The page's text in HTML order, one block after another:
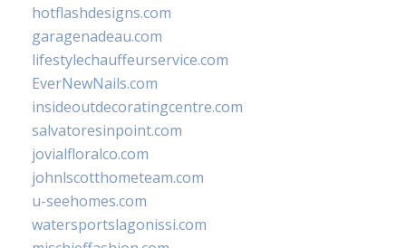
hotflashdesigns.com
garagenadeau.com
lifestylechauffeurservice.com
EverNewNails.com
insideoutdecoratingcentre.com
salvatoresinpoint.com
jovialfloralco.com
johnlscotthometeam.com
u-seehomes.com
watersportslagonissi.com